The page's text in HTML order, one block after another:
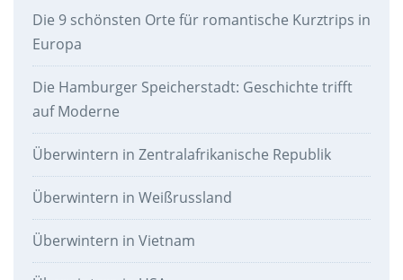
Die 9 schönsten Orte für romantische Kurztrips in
Europa
Die Hamburger Speicherstadt: Geschichte trifft
auf Moderne
Überwintern in Zentralafrikanische Republik
Überwintern in Weißrussland
Überwintern in Vietnam